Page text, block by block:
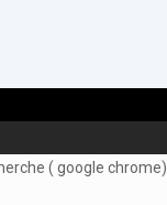
( google